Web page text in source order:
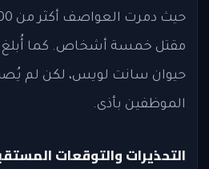
مقتل خمسة أشخاص. كما أُبلغ
حيوان سانت لويس، لكن لم
الموظفين بأذى.
التحذيرات والتوقعات